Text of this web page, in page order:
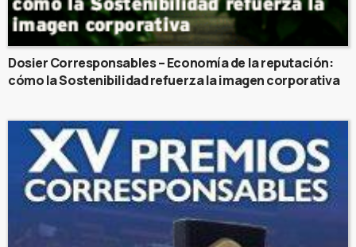
Dosier Corresponsables – Economía de la reputación:
cómo la Sostenibilidad refuerza la imagen corporativa